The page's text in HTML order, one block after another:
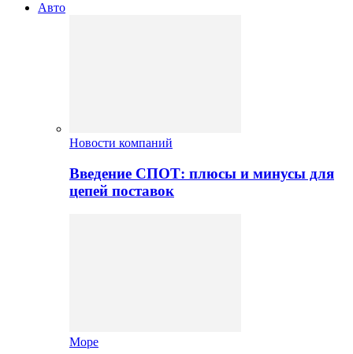
Авто
Новости компаний
Введение СПОТ: плюсы и минусы для
цепей поставок
Море